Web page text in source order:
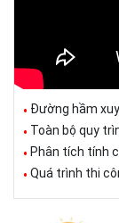
Đường hầm
Toàn bộ quy
Phân tích tính
Quá trình thi